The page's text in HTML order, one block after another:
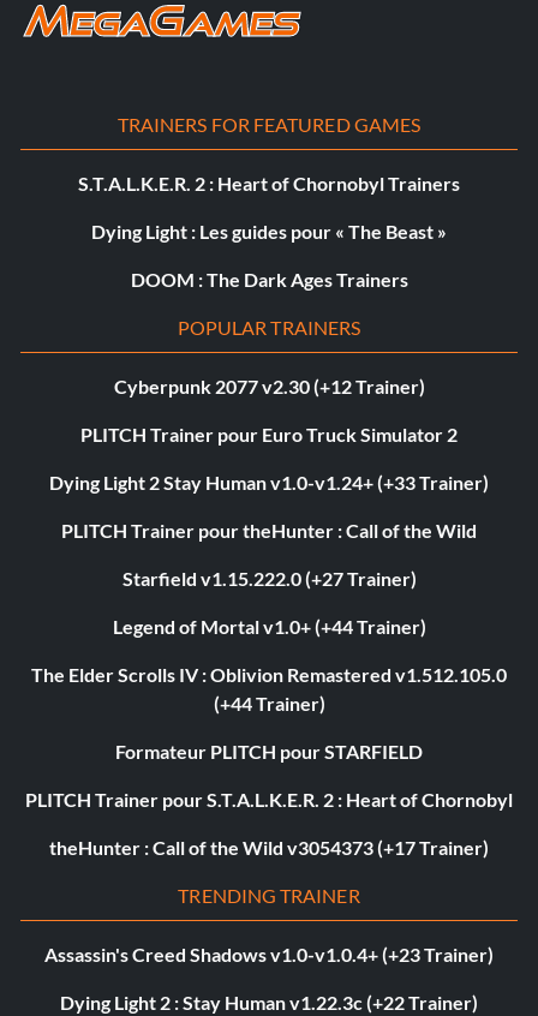
TRAINERS FOR FEATURED GAMES
S.T.A.L.K.E.R. 2 : Heart of Chornobyl Trainers
Dying Light : Les guides pour « The Beast »
DOOM : The Dark Ages Trainers
POPULAR TRAINERS
Cyberpunk 2077 v2.30 (+12 Trainer)
PLITCH Trainer pour Euro Truck Simulator 2
Dying Light 2 Stay Human v1.0-v1.24+ (+33 Trainer)
PLITCH Trainer pour theHunter : Call of the Wild
Starfield v1.15.222.0 (+27 Trainer)
Legend of Mortal v1.0+ (+44 Trainer)
The Elder Scrolls IV : Oblivion Remastered v1.512.105.0
(+44 Trainer)
Formateur PLITCH pour STARFIELD
PLITCH Trainer pour S.T.A.L.K.E.R. 2 : Heart of Chornobyl
theHunter : Call of the Wild v3054373 (+17 Trainer)
TRENDING TRAINER
Assassin's Creed Shadows v1.0-v1.0.4+ (+23 Trainer)
Dying Light 2 : Stay Human v1.22.3c (+22 Trainer)